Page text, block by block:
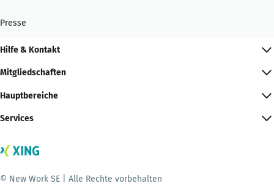
Presse
Hilfe & Kontakt
Mitgliedschaften
Hauptbereiche
Services
© New Work SE | Alle Rechte vorbehalten